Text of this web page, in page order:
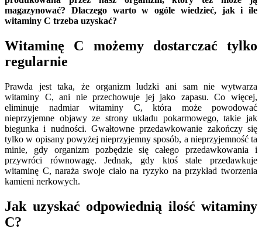
magazynować? Dlaczego warto w ogóle wiedzieć, jak i ile
witaminy C trzeba uzyskać?
Witaminę C możemy dostarczać tylko
regularnie
Prawda jest taka, że ​​organizm ludzki ani sam nie wytwarza
witaminy C, ani nie przechowuje jej jako zapasu. Co więcej,
eliminuje nadmiar witaminy C, która może powodować
nieprzyjemne objawy ze strony układu pokarmowego, takie jak
biegunka i nudności. Gwałtowne przedawkowanie zakończy się
tylko w opisany powyżej nieprzyjemny sposób, a nieprzyjemność ta
minie, gdy organizm pozbędzie się całego przedawkowania i
przywróci równowagę. Jednak, gdy ktoś stale przedawkuje
witaminę C, naraża swoje ciało na ryzyko na przykład tworzenia
kamieni nerkowych.
Jak uzyskać odpowiednią ilość witaminy
C?